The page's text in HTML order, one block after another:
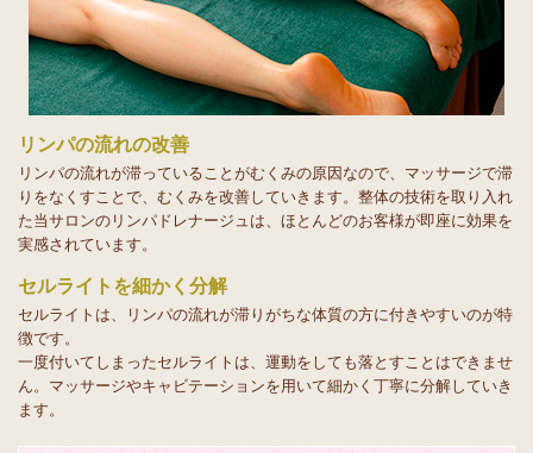
リンパの流れの改善
リンパの流れが滞っていることがむくみの原因なので、マッサージで滞
りをなくすことで、むくみを改善していきます。整体の技術を取り入れ
た当サロンのリンパドレナージュは、ほとんどのお客様が即座に効果を
実感されています。
セルライトを細かく分解
セルライトは、リンパの流れが滞りがちな体質の方に付きやすいのが特
徴です。
一度付いてしまったセルライトは、運動をしても落とすことはできませ
ん。マッサージやキャビテーションを用いて細かく丁寧に分解していき
ます。